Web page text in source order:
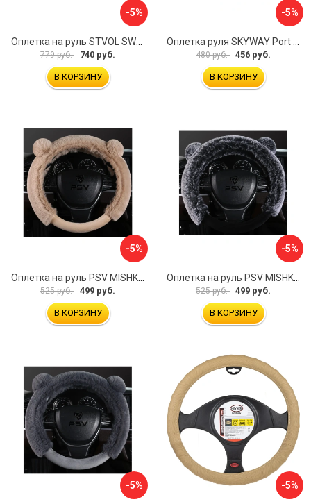
-5%
779 руб. 740 руб.
В КОРЗИНУ
-5%
480 руб. 456 руб.
В КОРЗИНУ
-5%
Оплетка на руль PSV MISHKA Premium 136099
525 руб. 499 руб.
В КОРЗИНУ
-5%
Оплетка на руль PSV MISHKA Premium 136095
525 руб. 499 руб.
В КОРЗИНУ
-5% -5%